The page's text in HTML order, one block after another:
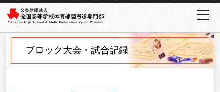
ブロック大会・試合記録